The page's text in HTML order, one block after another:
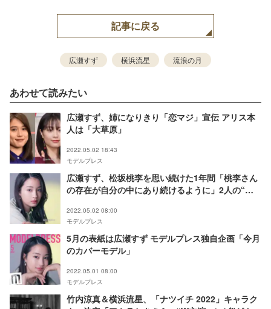
記事に戻る
広瀬すず 横浜流星 流浪の月
あわせて読みたい
広瀬すず、姉になりきり「恋マジ」宣伝 アリス本
人は「大草原」
2022.05.02 18:43
モデルプレス
広瀬すず、松坂桃李を思い続けた1年間「桃李さん
の存在が自分の中にあり続けるように」2人の“共
＞
2022.05.02 08:00
モデルプレス
5月の表紙は広瀬すず モデルプレス独自企画「今月
のカバーモデル」
2022.05.01 08:00
モデルプレス
竹内涼真＆横浜流星、「ナツイチ 2022」キャラク